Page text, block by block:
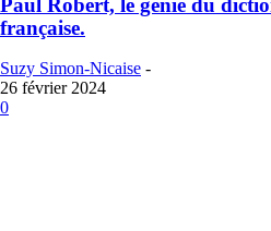
française.
Suzy Simon-Nicaise -
26 février 2024
0